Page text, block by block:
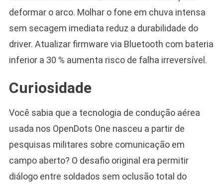
deformar o arco. Molhar o fone em chuva intensa
sem secagem imediata reduz a durabilidade do
driver. Atualizar firmware via Bluetooth com bateria
inferior a 30 % aumenta risco de falha irreversível.
Curiosidade
Você sabia que a tecnologia de condução aérea
usada nos OpenDots One nasceu a partir de
pesquisas militares sobre comunicação em
campo aberto? O desafio original era permitir
diálogo entre soldados sem oclusão total do